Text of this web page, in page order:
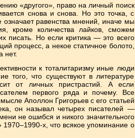
«другого», право на личный поиск
снова и снова. Но это точка, с
равенства мнений, иначе мы
кроме количества лайков, сможем
писать. Но если критика — это всего
процесс, а некое статичное болото,
нет.
к тоталитаризму иные люди
того, что существуют в литературе
от личных пристрастий. А если
первого ряда и почему. Все
Аполлон Григорьев с его статьей
он называл четырех писателей —
не ошибся и никого значительного
х, что всякое упоминание о